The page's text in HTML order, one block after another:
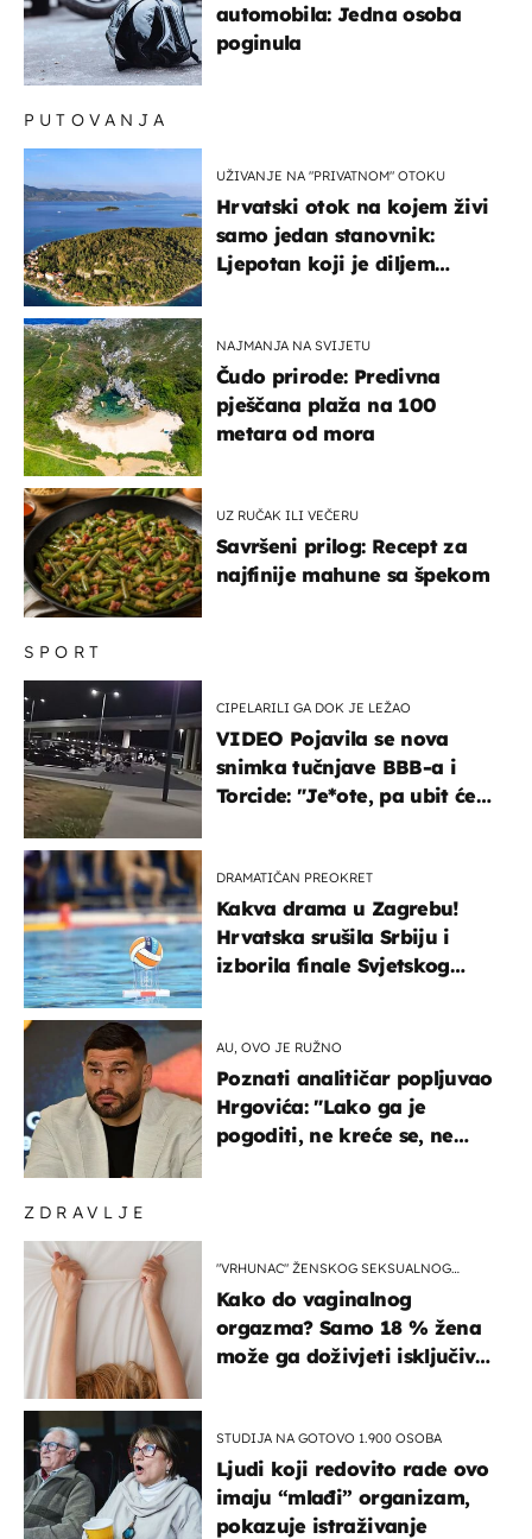
automobila: Jedna osoba
poginula
ZDRAVLJE
"VRHUNAC" ŽENSKOG SEKSUALNOG
Kako do vaginalnog
orgazma? Samo 18 % žena
može ga doživjeti isključivo
STUDIJA NA GOTOVO 1.900 OSOBA
Ljudi koji redovito rade ovo
imaju “mlađi” organizam,
pokazuje istraživanje
SPORT
CIPELARILI GA DOK JE LEŽAO
VIDEO Pojavila se nova
snimka tučnjave BBB-a i
Torcide: "Je*ote, pa ubit će
DRAMATIČAN PREOKRET
Kakva drama u Zagrebu!
Hrvatska srušila Srbiju i
izborila finale Svjetskog
AU, OVO JE RUŽNO
Poznati analitičar popljuvao
Hrgovića: "Lako ga je
pogoditi, ne kreće se, ne
PUTOVANJA
UŽIVANJE NA "PRIVATNOM" OTOKU
Hrvatski otok na kojem živi
samo jedan stanovnik:
Ljepotan koji je diljem
NAJMANJA NA SVIJETU
Čudo prirode: Predivna
pješčana plaža na 100
metara od mora
UZ RUČAK ILI VEČERU
Savršeni prilog: Recept za
najfinije mahune sa špekom